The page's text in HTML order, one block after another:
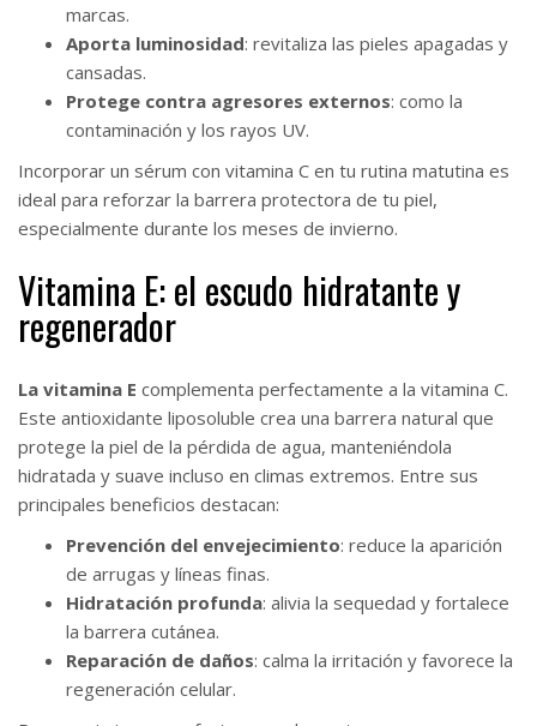
marcas.
Aporta luminosidad: revitaliza las pieles apagadas y
cansadas.
Protege contra agresores externos: como la
contaminación y los rayos UV.
Incorporar un sérum con vitamina C en tu rutina matutina es
ideal para reforzar la barrera protectora de tu piel,
especialmente durante los meses de invierno.
Vitamina E: el escudo hidratante y
regenerador
La vitamina E complementa perfectamente a la vitamina C.
Este antioxidante liposoluble crea una barrera natural que
protege la piel de la pérdida de agua, manteniéndola
hidratada y suave incluso en climas extremos. Entre sus
principales beneficios destacan:
Prevención del envejecimiento: reduce la aparición
de arrugas y líneas finas.
Hidratación profunda: alivia la sequedad y fortalece
la barrera cutánea.
Reparación de daños: calma la irritación y favorece la
regeneración celular.